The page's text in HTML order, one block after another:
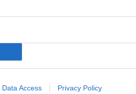
Data Access Privacy Policy